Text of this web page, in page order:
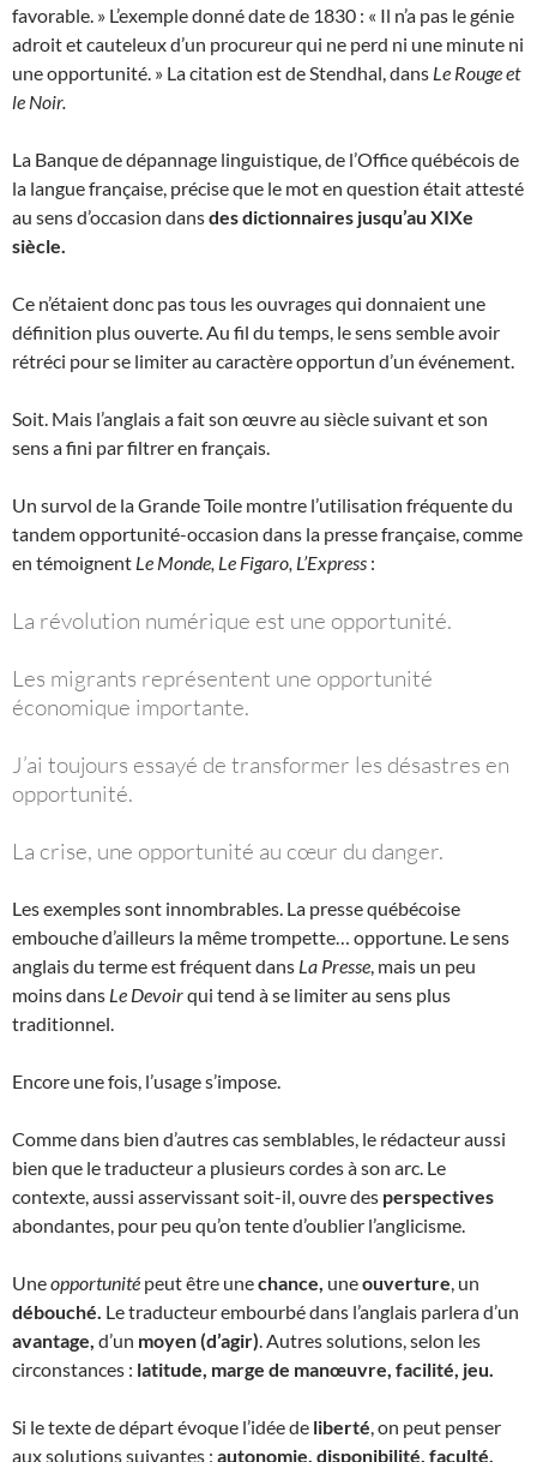
favorable. » L’exemple donné date de 1830 : « Il n’a pas le génie
adroit et cauteleux d’un procureur qui ne perd ni une minute ni
une opportunité. » La citation est de Stendhal, dans Le Rouge et
le Noir.
La Banque de dépannage linguistique, de l’Office québécois de
la langue française, précise que le mot en question était attesté
au sens d’occasion dansdes dictionnaires jusqu’au XIXe
siècle.
Ce n’étaient donc pas tous les ouvrages qui donnaient une
définition plus ouverte. Au fil du temps, le sens semble avoir
rétréci pour se limiter au caractère opportun d’un événement.
Soit. Mais l’anglais a fait son œuvre au siècle suivant et son
sens a fini par filtrer en français.
Un survol de la Grande Toile montre l’utilisation fréquente du
tandem opportunité-occasion dans la presse française, comme
en témoignent Le Monde, Le Figaro, L’Express :
La révolution numérique est une opportunité.
Les migrants représentent une opportunité
économique importante.
J’ai toujours essayé de transformer les désastres en
opportunité.
La crise, une opportunité au cœur du danger.
Les exemples sont innombrables. La presse québécoise
embouche d’ailleurs la même trompette… opportune. Le sens
anglais du terme est fréquent dans La Presse, mais un peu
moins dans Le Devoirqui tend à se limiter au sens plus
traditionnel.
Encore une fois, l’usage s’impose.
Comme dans bien d’autres cas semblables, le rédacteur aussi
bien que le traducteur a plusieurs cordes à son arc. Le
contexte, aussi asservissant soit-il, ouvre des perspectives
abondantes, pour peu qu’on tente d’oublier l’anglicisme.
Uneopportunité peut être unechance, uneouverture, un
débouché. Le traducteur embourbé dans l’anglais parlera d’un
avantage, d’un moyen (d’agir). Autres solutions, selon les
circonstances : latitude, marge de manœuvre, facilité, jeu.
Si le texte de départ évoque l’idée de liberté, on peut penser
aux solutions suivantes : autonomie, disponibilité, faculté,